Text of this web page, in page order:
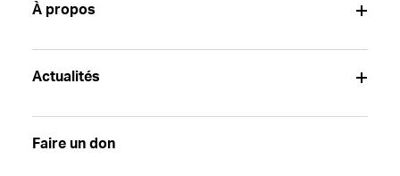
À propos
Actualités
Faire un don